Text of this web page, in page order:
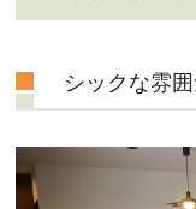
シックな雰